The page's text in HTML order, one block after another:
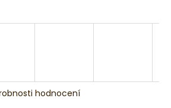
hodnocení